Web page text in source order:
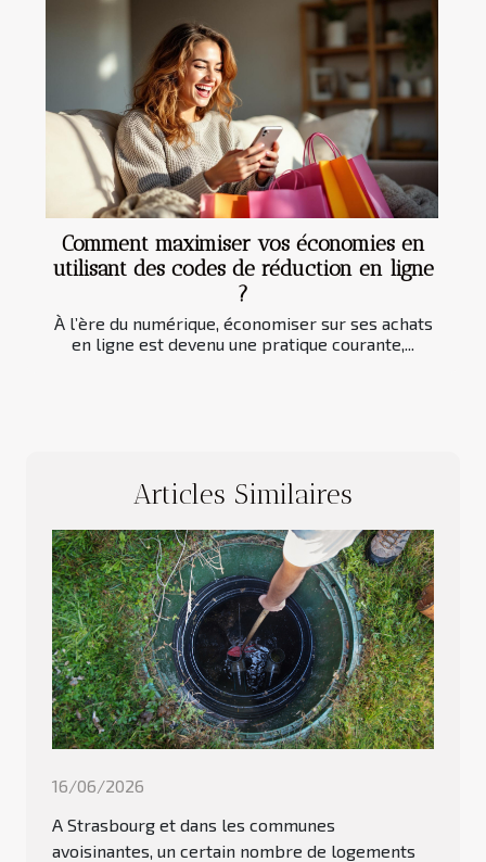
Comment maximiser vos économies en
utilisant des codes de réduction en ligne
?
À l’ère du numérique, économiser sur ses achats
en ligne est devenu une pratique courante,...
Articles Similaires
16/06/2026
A Strasbourg et dans les communes
avoisinantes, un certain nombre de logements